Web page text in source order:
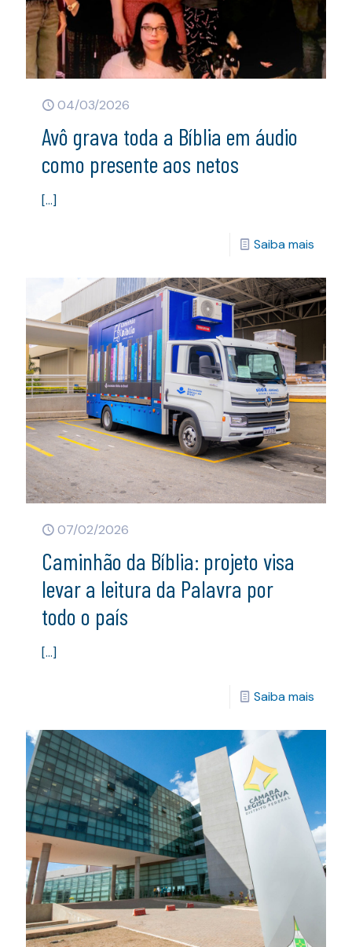
04/03/2026
Avô grava toda a Bíblia em áudio
como presente aos netos
[…]
Saiba mais
07/02/2026
Caminhão da Bíblia: projeto visa
levar a leitura da Palavra por
todo o país
[…]
Saiba mais